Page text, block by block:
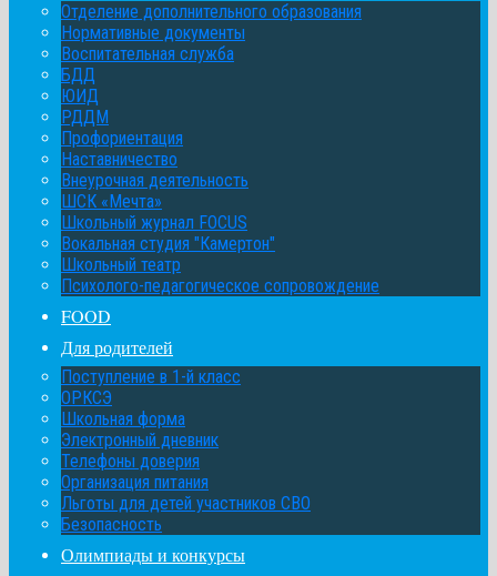
Отделение дополнительного образования
Нормативные документы
Воспитательная служба
БДД
ЮИД
РДДМ
Профориентация
Наставничество
Внеурочная деятельность
ШСК «Мечта»
Школьный журнал FOCUS
Вокальная студия "Камертон"
Школьный театр
Психолого-педагогическое сопровождение
FOOD
Для родителей
Поступление в 1-й класс
ОРКСЭ
Школьная форма
Электронный дневник
Телефоны доверия
Организация питания
Льготы для детей участников СВО
Безопасность
Олимпиады и конкурсы